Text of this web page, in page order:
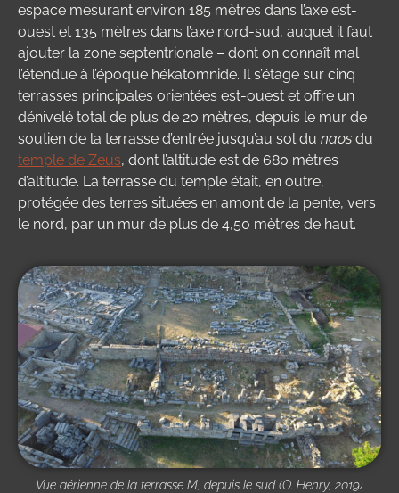
espace mesurant environ 185 mètres dans l’axe est-
ouest et 135 mètres dans l’axe nord-sud, auquel il faut
ajouter la zone septentrionale – dont on connaît mal
l’étendue à l’époque hékatomnide. Il s’étage sur cinq
terrasses principales orientées est-ouest et offre un
dénivelé total de plus de 20 mètres, depuis le mur de
soutien de la terrasse d’entrée jusqu’au sol du naos du
temple de Zeus, dont l’altitude est de 680 mètres
d’altitude. La terrasse du temple était, en outre,
protégée des terres situées en amont de la pente, vers
le nord, par un mur de plus de 4,50 mètres de haut.
Vue aérienne de la terrasse M, depuis le sud (O. Henry, 2019)